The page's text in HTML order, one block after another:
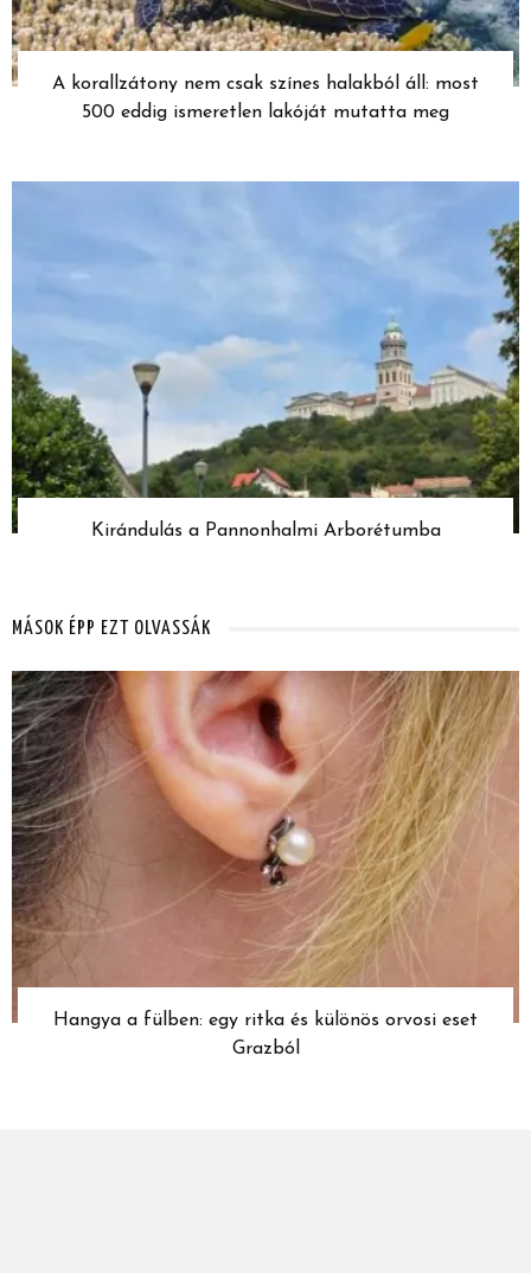
A korallzátony nem csak színes halakból áll: most
500 eddig ismeretlen lakóját mutatta meg
Kirándulás a Pannonhalmi Arborétumba
MÁSOK ÉPP EZT OLVASSÁK
Hangya a fülben: egy ritka és különös orvosi eset
Grazból